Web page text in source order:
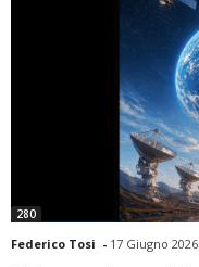
280
Federico Tosi - 17 Giugno 2026